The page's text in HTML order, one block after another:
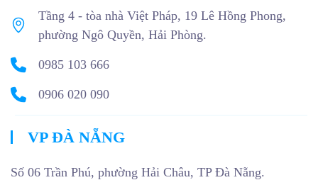
Tầng 4 - tòa nhà Việt Pháp, 19 Lê Hồng Phong,
phường Ngô Quyền, Hải Phòng.
0985 103 666
0906 020 090
VP ĐÀ NẴNG
Số 06 Trần Phú, phường Hải Châu, TP Đà Nẵng.